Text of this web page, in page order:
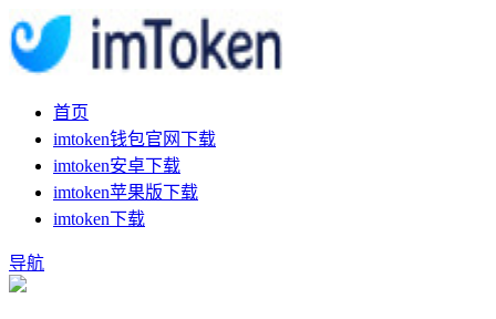
首页
imtoken钱包官网下载
imtoken安卓下载
imtoken苹果版下载
imtoken下载
导航